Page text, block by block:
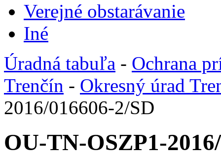
Verejné obstarávanie
Iné
Úradná tabuľa - Ochrana
Trenčín - Okresný úrad
2016/016606-2/SD
OU-TN-OSZP1-